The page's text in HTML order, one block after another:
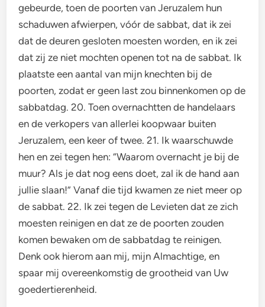
gebeurde, toen de poorten van Jeruzalem hun
schaduwen afwierpen, vóór de sabbat, dat ik zei
dat de deuren gesloten moesten worden, en ik zei
dat zij ze niet mochten openen tot na de sabbat. Ik
plaatste een aantal van mijn knechten bij de
poorten, zodat er geen last zou binnenkomen op de
sabbatdag. 20. Toen overnachtten de handelaars
en de verkopers van allerlei koopwaar buiten
Jeruzalem, een keer of twee. 21. Ik waarschuwde
hen en zei tegen hen: “Waarom overnacht je bij de
muur? Als je dat nog eens doet, zal ik de hand aan
jullie slaan!” Vanaf die tijd kwamen ze niet meer op
de sabbat. 22. Ik zei tegen de Levieten dat ze zich
moesten reinigen en dat ze de poorten zouden
komen bewaken om de sabbatdag te reinigen.
Denk ook hierom aan mij, mijn Almachtige, en
spaar mij overeenkomstig de grootheid van Uw
goedertierenheid.